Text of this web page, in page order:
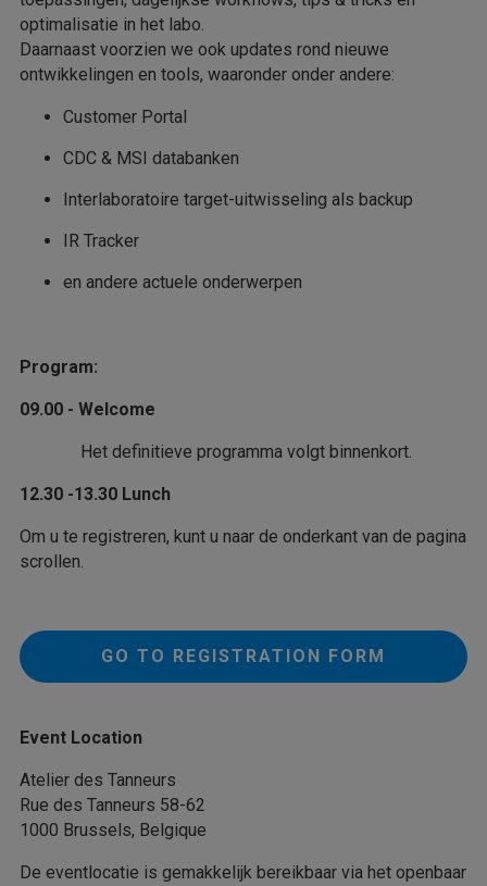
optimalisatie in het labo.
Daarnaast voorzien we ook updates rond nieuwe
ontwikkelingen en tools, waaronder onder andere:
Customer Portal
CDC & MSI databanken
Interlaboratoire target-uitwisseling als backup
IR Tracker
en andere actuele onderwerpen
Program:
09.00 - Welcome
Het definitieve programma volgt binnenkort.
12.30 -13.30 Lunch
Om u te registreren, kunt u naar de onderkant van de pagina
scrollen.
GO TO REGISTRATION FORM
Event Location
Atelier des Tanneurs
Rue des Tanneurs 58-62
1000 Brussels, Belgique
De eventlocatie is gemakkelijk bereikbaar via het openbaar